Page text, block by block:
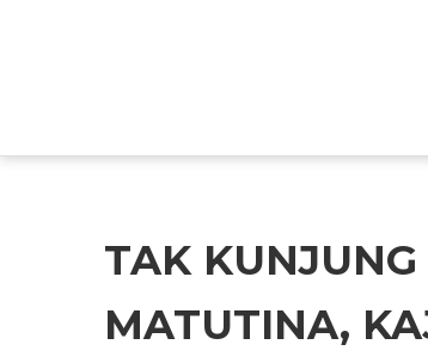
TAK KUNJUNG
MATUTINA,